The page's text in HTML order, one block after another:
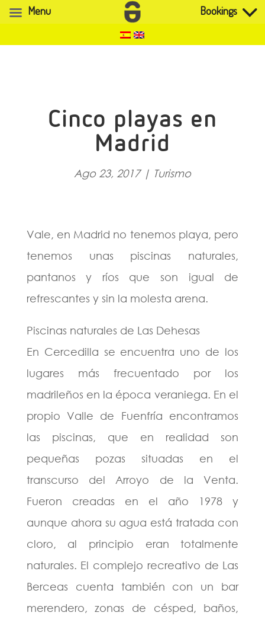
Cinco playas en
Madrid
Ago 23, 2017| Turismo
Vale, en Madrid no tenemos playa, pero
tenemos unas piscinas naturales,
pantanos y ríos que son igual de
refrescantes y sin la molesta arena.
Piscinas naturales de Las Dehesas
En Cercedilla se encuentra uno de los
lugares más frecuentado por los
madrileños en la época veraniega. En el
propio Valle de Fuenfría encontramos
las piscinas, que en realidad son
pequeñas pozas situadas en el
transcurso del Arroyo de la Venta.
Fueron creadas en el año 1978 y
aunque ahora su agua está tratada con
cloro, al principio eran totalmente
naturales. El complejo recreativo de Las
Berceas cuenta también con un bar
merendero, zonas de césped, baños,
Menu Bookings